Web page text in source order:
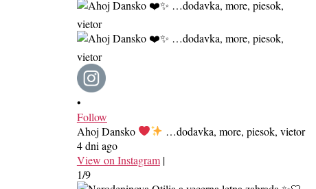
•
Follow
Ahoj Dansko
…dodavka, more, piesok, vietor
4 dni ago
View on Instagram |
1/9